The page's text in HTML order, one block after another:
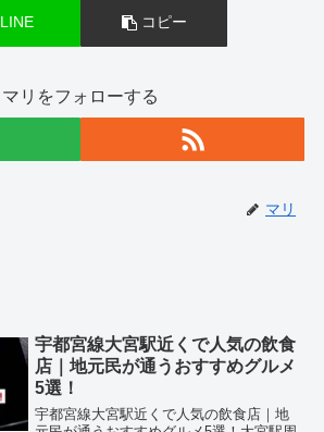
LINE コピー
マリをフォローする
マリ
宇都宮線大宮駅近くで人気の飲食
店｜地元民が通うおすすめグルメ
5選！
宇都宮線大宮駅近くで人気の飲食店｜地